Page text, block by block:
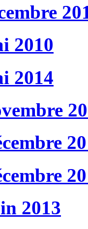
2010
2014
2013